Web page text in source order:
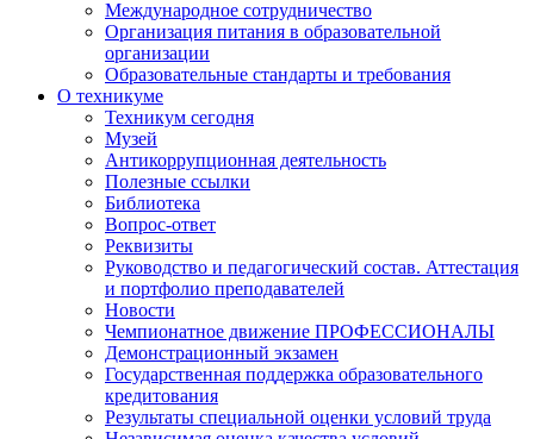
Международное сотрудничество
Организация питания в образовательной
организации
Образовательные стандарты и требования
О техникуме
Техникум сегодня
Музей
Антикоррупционная деятельность
Полезные ссылки
Библиотека
Вопрос-ответ
Реквизиты
Руководство и педагогический состав. Аттестация
и портфолио преподавателей
Новости
Чемпионатное движение ПРОФЕССИОНАЛЫ
Демонстрационный экзамен
Государственная поддержка образовательного
кредитования
Результаты специальной оценки условий труда